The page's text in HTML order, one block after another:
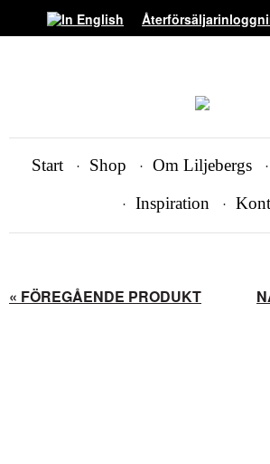
Start Shop Om Liljebergs
Inspiration
« FÖREGÅENDE PRODUKT